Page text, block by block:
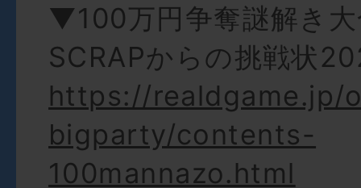
▼100万円争奪謎解き
SCRAPからの挑戦状
https://realdgame.jp/
bigparty/contents-
100mannazo.html